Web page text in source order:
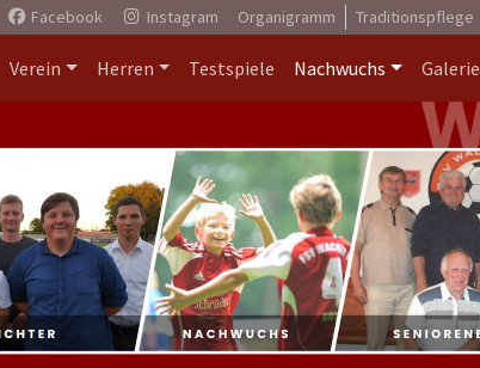
Facebook Instagram Organigramm Traditionspflege
Verein Herren Testspiele Nachwuchs Galerie